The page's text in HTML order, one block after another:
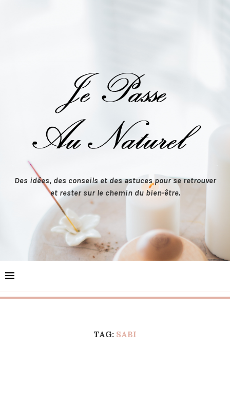
Des idées, des conseils et des astuces pour se retrouver
et rester sur le chemin du bien-être.
TAG: SABI